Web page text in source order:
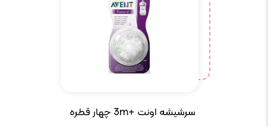
سرشیشه اونت +3m چهار قطره